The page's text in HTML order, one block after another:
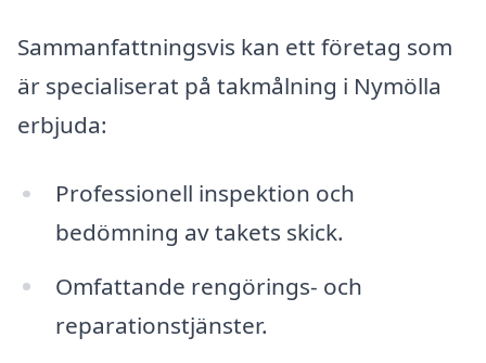
Sammanfattningsvis kan ett företag som
är specialiserat på takmålning i Nymölla
erbjuda:
Professionell inspektion och
bedömning av takets skick.
Omfattande rengörings- och
reparationstjänster.